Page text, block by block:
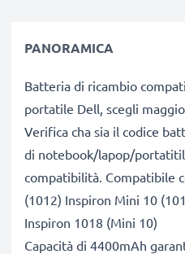
PANORAMICA
Batteria di ricambio
portatile Dell, scegli
Verifica cha sia il codice
di notebook/lapop/
compatibilità. Compatibile
(1012) Inspiron Mini 10
Inspiron 1018 (Mini 10)
Capacità di 4400mAh